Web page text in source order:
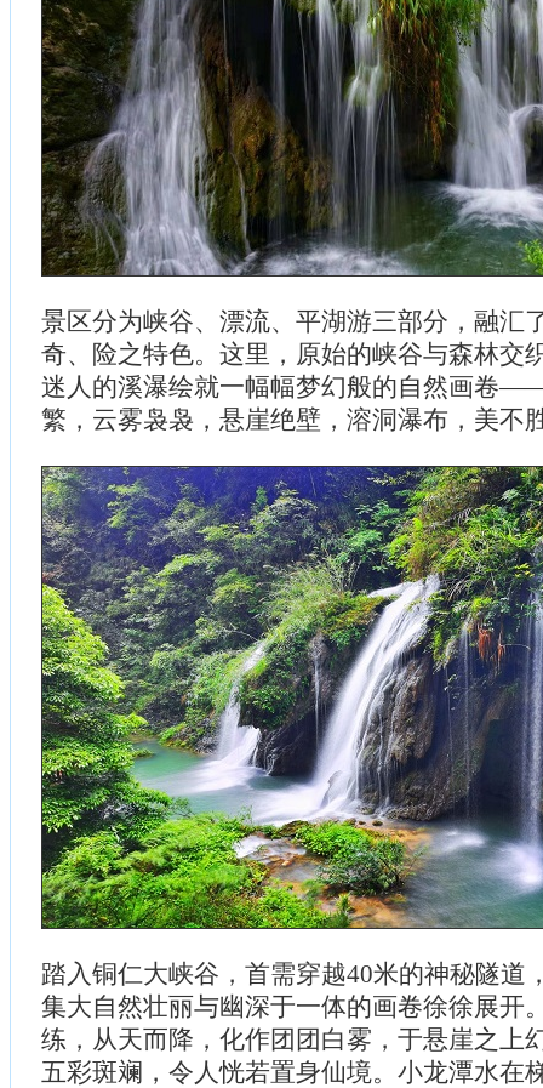
景区分为峡谷、漂流、平湖游三部分，融汇
奇、险之特色。这里，原始的峡谷与森林交
迷人的溪瀑绘就一幅幅梦幻般的自然画卷
繁，云雾袅袅，悬崖绝壁，溶洞瀑布，美不
踏入铜仁大峡谷，首需穿越40米的神秘隧道
集大自然壮丽与幽深于一体的画卷徐徐展开
练，从天而降，化作团团白雾，于悬崖之上
五彩斑斓，令人恍若置身仙境。小龙潭水在